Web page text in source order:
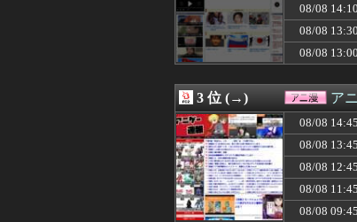
08/08 14:20
【朗報】
08/08 14:20
ミッチ
08/08 14:20
小池百
08/08 14:19
小津玲奈
08/08 14:19
【画像】
08/08 14:18
【悲報】
08/08 14:17
シカホワ
08/08 14:15
住み込み
08/08 14:15
積水ハ
08/08 14:12
【物議】
08/08 14:12
嫁が頻繁
08/08 14:12
女子高
08/08 14:10
【画像】
08/08 14:10
08/08 13:30
08/08 13:00
3 位 (→) ア
08/08 14:45
08/08 13:45
08/08 12:45
08/08 11:45
08/08 09:45